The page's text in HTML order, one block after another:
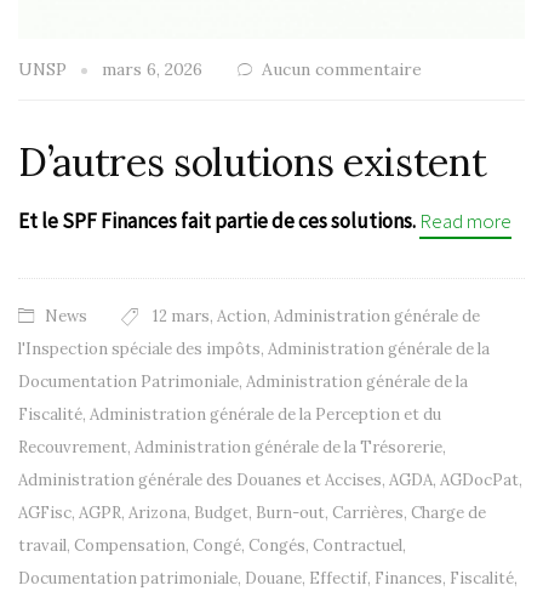
UNSP mars 6, 2026 Aucun commentaire
D’autres solutions existent
Et le SPF Finances fait partie de ces solutions. Read more
News 12 mars, Action, Administration générale de
l'Inspection spéciale des impôts, Administration générale de la
Documentation Patrimoniale, Administration générale de la
Fiscalité, Administration générale de la Perception et du
Recouvrement, Administration générale de la Trésorerie,
Administration générale des Douanes et Accises, AGDA, AGDocPat,
AGFisc, AGPR, Arizona, Budget, Burn-out, Carrières, Charge de
travail, Compensation, Congé, Congés, Contractuel,
Documentation patrimoniale, Douane, Effectif, Finances, Fiscalité,